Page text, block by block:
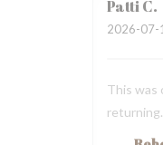
PattiC
2026-07-
This was
returning.